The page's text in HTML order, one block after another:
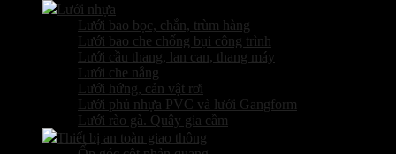
Lưới nhựa
Lưới bao bọc, chắn, trùm hàng
Lưới bao che chống bụi công trình
Lưới cầu thang, lan can, thang máy
Lưới che nắng
Lưới hứng, cản vật rơi
Lưới phủ nhựa PVC và lưới Gangform
Lưới rào gà. Quây gia cầm
Thiết bị an toàn giao thông